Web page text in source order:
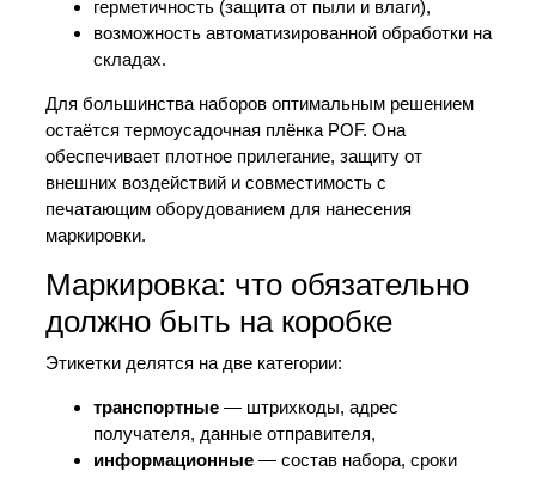
герметичность (защита от пыли и влаги),
возможность автоматизированной обработки на
складах.
Для большинства наборов оптимальным решением
остаётся термоусадочная плёнка POF. Она
обеспечивает плотное прилегание, защиту от
внешних воздействий и совместимость с
печатающим оборудованием для нанесения
маркировки.
Маркировка: что обязательно
должно быть на коробке
Этикетки делятся на две категории:
транспортные— штрихкоды, адрес
получателя, данные отправителя,
информационные— состав набора, сроки